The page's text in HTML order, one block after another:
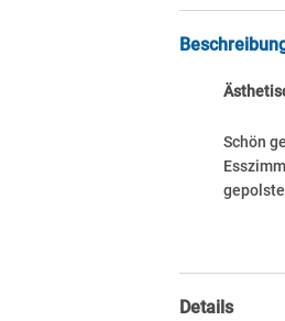
Schön
Details